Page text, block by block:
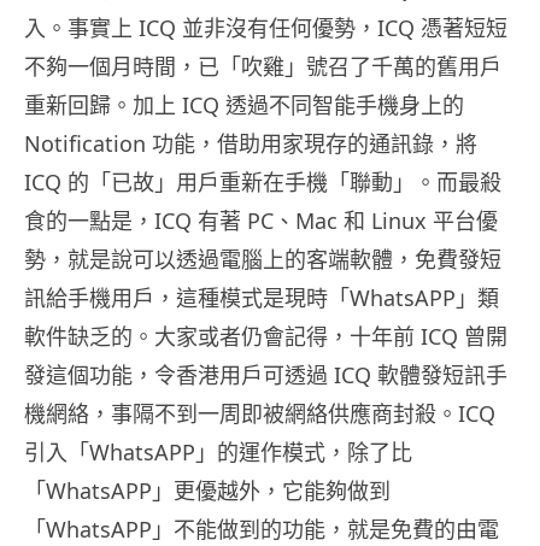
入。事實上 ICQ 並非沒有任何優勢，ICQ 憑著短短
不夠一個月時間，已「吹雞」號召了千萬的舊用戶
重新回歸。加上 ICQ 透過不同智能手機身上的
Notification 功能，借助用家現存的通訊錄，將
ICQ 的「已故」用戶重新在手機「聯動」。而最殺
食的一點是，ICQ 有著 PC、Mac 和 Linux 平台優
勢，就是說可以透過電腦上的客端軟體，免費發短
訊給手機用戶，這種模式是現時「WhatsAPP」類
軟件缺乏的。大家或者仍會記得，十年前 ICQ 曾開
發這個功能，令香港用戶可透過 ICQ 軟體發短訊手
機網絡，事隔不到一周即被網絡供應商封殺。ICQ
引入「WhatsAPP」的運作模式，除了比
「WhatsAPP」更優越外，它能夠做到
「WhatsAPP」不能做到的功能，就是免費的由電